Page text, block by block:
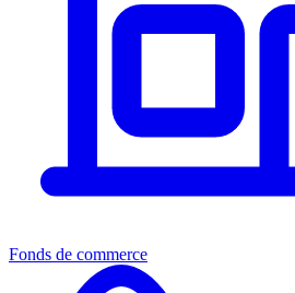
Fonds de commerce